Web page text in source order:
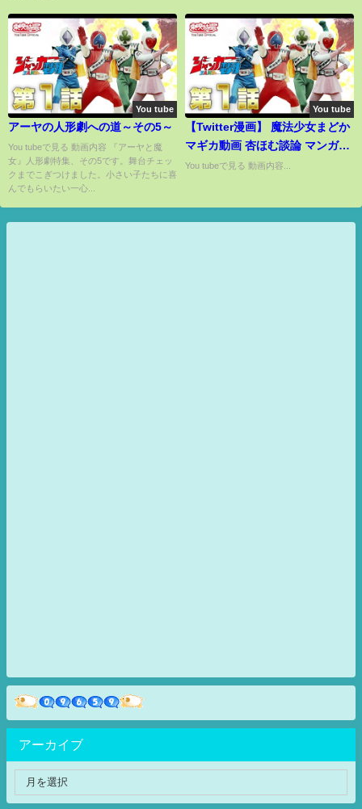
You tube
アーヤの人形劇への道～その5～
You tubeで見る 動画内容 『アーヤと魔
女』人形劇特集、その5です。舞台チェッ
クまでこぎつけました。小さい子たちに喜
んでもらいたい一心...
You tube
【Twitter漫画】 魔法少女まどか
マギカ動画 杏ほむ談論 マンガ動
画
You tubeで見る 動画内容...
アーカイブ